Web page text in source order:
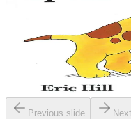
Le petit chien Spot est
auxquelles participent les
Cette collection, qui existe...
Previous slide